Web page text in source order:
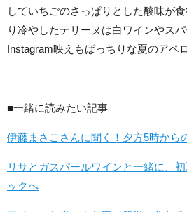
していちごのさっぱりとした酸味が
り冷やしたテリーヌは白ワインやス
Instagram映えもばっちりな夏のアペ
■一緒に読みたい記事
伊藤まさこさんに聞く！夕方5時から
リサとガスパールワインと一緒に、
ックへ